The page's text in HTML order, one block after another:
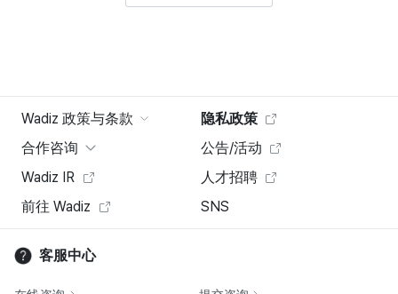
Wadiz 政策与条款
隐私政策
合作咨询
公告/活动
Wadiz IR
人才招聘
前往 Wadiz
SNS
客服中心